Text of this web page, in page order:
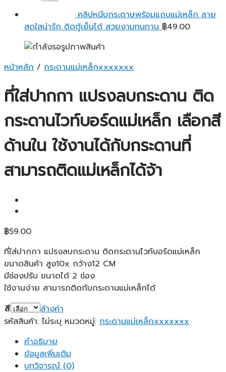
คลิปหนีบกระดาษพร้อมแถบแม่เหล็ก ลาย
สดใสน่ารัก ติดตู้เย็นได้ สวยงามทนทาน ฿49.00
หน้าหลัก / กระดานแม่เหล็กxxxxxxx
ที่ใส่ปากกา แปรงลบกระดาน ติด
กระดานไวท์บอร์ดแม่เหล็ก เลือกสี
ด้านใน ใช้งานได้กับกระดานที่
สามารถติดแม่เหล็กได้จ้า
฿59.00
ที่ใส่ปากกา แปรงลบกระดาน ติดกระดานไวท์บอร์ดแม่เหล็ก
ขนาดสินค้า สูง10x กว้าง12 CM
มีช่องปรับ ขนาดได้ 2 ช่อง
ใช้งานง่าย สามารถติดกับกระดานแม่เหล็กได้
สี
ล้างค่า
รหัสสินค้า: ไม่ระบุ หมวดหมู่: กระดานแม่เหล็กxxxxxxx
คำอธิบาย
ข้อมูลเพิ่มเติม
บทวิจารณ์ (0)